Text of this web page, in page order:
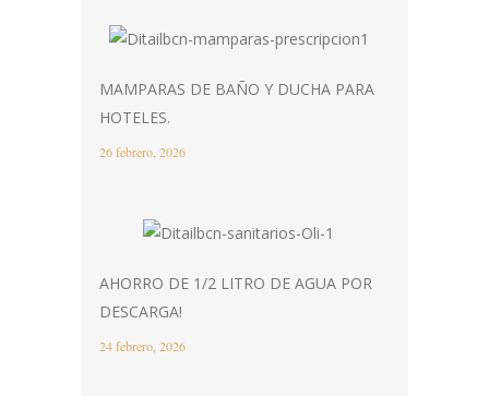
MAMPARAS DE BAÑO Y DUCHA PARA
HOTELES.
26 febrero, 2026
AHORRO DE 1/2 LITRO DE AGUA POR
DESCARGA!
24 febrero, 2026